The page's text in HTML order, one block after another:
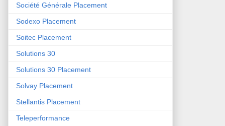
Société Générale Placement
Sodexo Placement
Soitec Placement
Solutions 30
Solutions 30 Placement
Solvay Placement
Stellantis Placement
Teleperformance